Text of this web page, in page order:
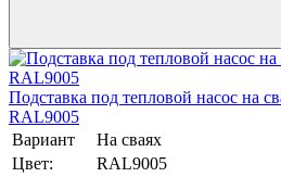
Подставка под тепловой насос на
RAL9005
Вариант
На сваях
Цвет:
RAL9005